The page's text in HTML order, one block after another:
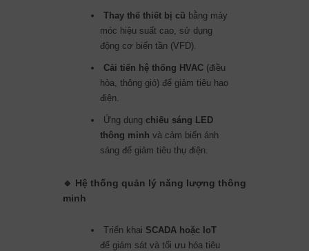
Thay thế thiết bị cũ bằng máy
móc hiệu suất cao, sử dụng
động cơ biến tần (VFD).
Cải tiến hệ thống HVAC (điều
hòa, thông gió) để giảm tiêu hao
điện.
Ứng dụng chiếu sáng LED
thông minh và cảm biến ánh
sáng để giảm tiêu thụ điện.
🔹 Hệ thống quản lý năng lượng thông
minh
Triển khai SCADA hoặc IoT
để giám sát và tối ưu hóa tiêu